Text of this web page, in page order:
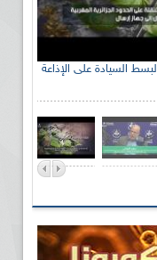
الإذاعة الجزائرية تحي الذكرى 59 لبسط السيادة على الإذاعة